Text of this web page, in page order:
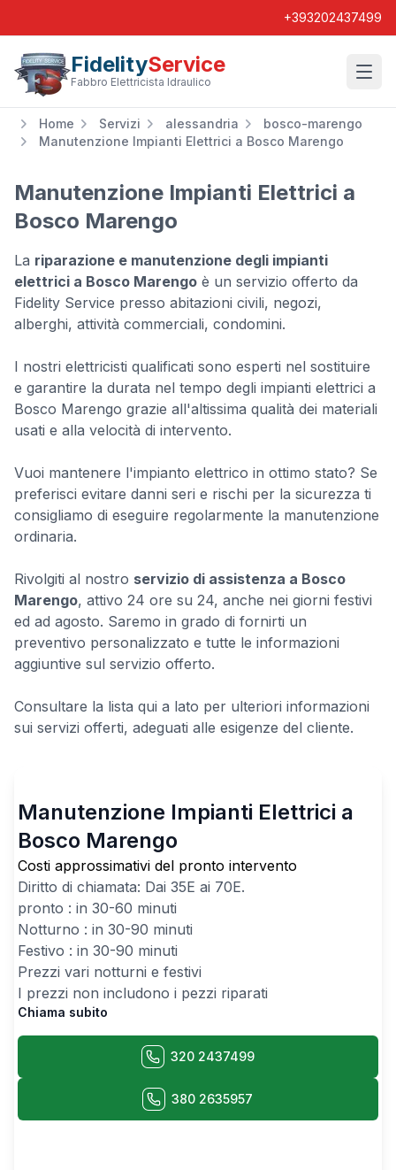
+393202437499
FidelityService
Fabbro Elettricista Idraulico
Home Servizi alessandria
bosco-marengo
Manutenzione Impianti Elettrici a Bosco Marengo
Manutenzione Impianti Elettrici a
Bosco Marengo
La riparazione e manutenzione degli impianti
elettrici a Bosco Marengo è un servizio offerto da
Fidelity Service presso abitazioni civili, negozi,
alberghi, attività commerciali, condomini.
I nostri elettricisti qualificati sono esperti nel sostituire
e garantire la durata nel tempo degli impianti elettrici a
Bosco Marengo grazie all'altissima qualità dei materiali
usati e alla velocità di intervento.
Vuoi mantenere l'impianto elettrico in ottimo stato? Se
preferisci evitare danni seri e rischi per la sicurezza ti
consigliamo di eseguire regolarmente la manutenzione
ordinaria.
Rivolgiti al nostro servizio di assistenza a Bosco
Marengo, attivo 24 ore su 24, anche nei giorni festivi
ed ad agosto. Saremo in grado di fornirti un
preventivo personalizzato e tutte le informazioni
aggiuntive sul servizio offerto.
Consultare la lista qui a lato per ulteriori informazioni
sui servizi offerti, adeguati alle esigenze del cliente.
Manutenzione Impianti Elettrici a
Bosco Marengo
Costi approssimativi del pronto intervento
Diritto di chiamata: Dai 35E ai 70E.
pronto : in 30-60 minuti
Notturno : in 30-90 minuti
Festivo : in 30-90 minuti
Prezzi vari notturni e festivi
I prezzi non includono i pezzi riparati
Chiama subito
320 2437499
380 2635957